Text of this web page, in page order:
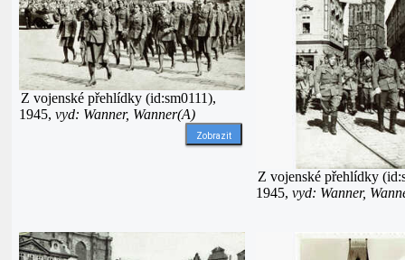
Z vojenské přehlídky (id:sm0111),
1945, vyd: Wanner, Wanner(A)
Zobrazit
Z vojenské přehlídky
1945, vyd: Wanner,